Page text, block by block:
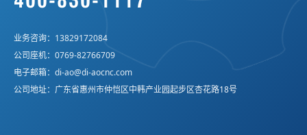
业务咨询： 13829172084
公司座机： 0769-82766709
电子邮箱： di-ao@di-aocnc.com
公司地址：广东省惠州市仲恺区中韩产业园起步区杏花路18号